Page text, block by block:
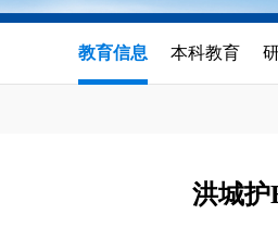
教育信息 本科教育
洪城护